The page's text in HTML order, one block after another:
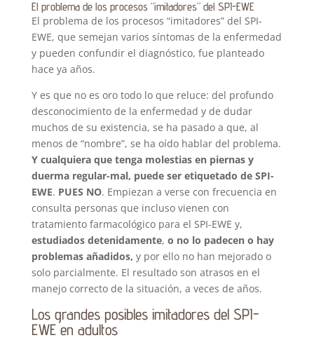
El problema de los procesos “imitadores” del SPI-EWE
El problema de los procesos “imitadores” del SPI-
EWE, que semejan varios síntomas de la enfermedad
y pueden confundir el diagnóstico, fue planteado
hace ya años.
Y es que no es oro todo lo que reluce: del profundo
desconocimiento de la enfermedad y de dudar
muchos de su existencia, se ha pasado a que, al
menos de “nombre”, se ha oído hablar del problema.
Y cualquiera que tenga molestias en piernas y
duerma regular-mal, puede ser etiquetado de SPI-
EWE. PUES NO. Empiezan a verse con frecuencia en
consulta personas que incluso vienen con
tratamiento farmacológico para el SPI-EWE y,
estudiados detenidamente, o no lo padecen o hay
problemas añadidos, y por ello no han mejorado o
solo parcialmente. El resultado son atrasos en el
manejo correcto de la situación, a veces de años.
Los grandes posibles imitadores del SPI-
EWE en adultos